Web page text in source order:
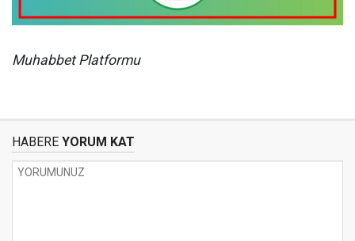
Muhabbet Platformu
HABERE YORUM KAT